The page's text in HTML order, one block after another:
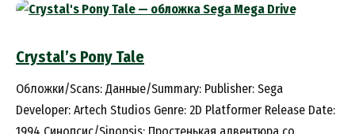
Crystal’s Pony Tale
Обложки/Scans: Данные/Summary: Publisher: Sega
Developer: Artech Studios Genre: 2D Platformer Release Date: